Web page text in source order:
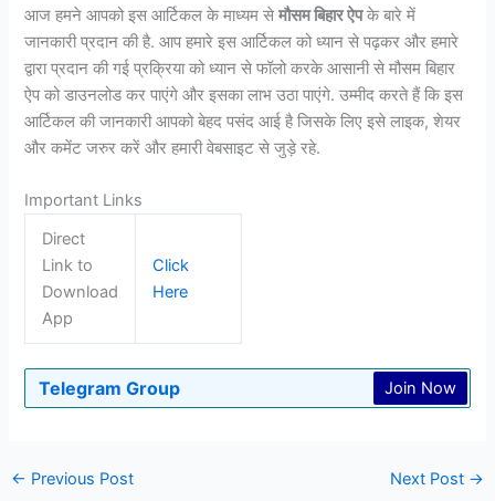
आज हमने आपको इस आर्टिकल के माध्यम सेमौसम बिहार ऐपके बारे में
जानकारी प्रदान की है. आप हमारे इस आर्टिकल को ध्यान से पढ़कर और हमारे
द्वारा प्रदान की गई प्रक्रिया को ध्यान से फॉलो करके आसानी से मौसम बिहार
ऐप को डाउनलोड कर पाएंगे और इसका लाभ उठा पाएंगे. उम्मीद करते हैं कि इस
आर्टिकल की जानकारी आपको बेहद पसंद आई है जिसके लिए इसे लाइक, शेयर
और कमेंट जरुर करें और हमारी वेबसाइट से जुड़े रहे.
Important Links
Direct
Link to
Download
App
Click
Here
Telegram Group Join Now
← Previous Post Next Post →